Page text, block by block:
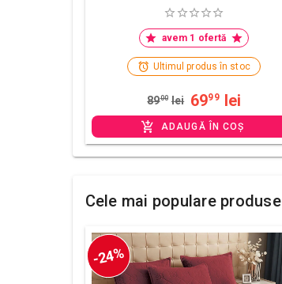
avem 1 ofertă
Ultimul produs în stoc
8900 lei 6999 lei
ADAUGĂ ÎN COȘ
Cele mai populare produse
-24%